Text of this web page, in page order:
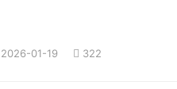
2026-01-19 322